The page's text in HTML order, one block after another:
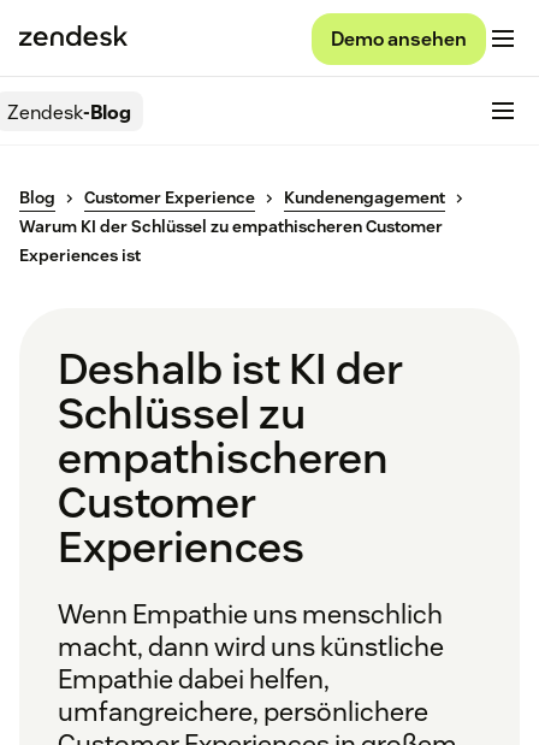
Demo ansehen
Zendesk-Blog
Blog Customer Experience
Kundenengagement
Warum KI der Schlüssel zu empathischeren Customer
Experiences ist
Deshalb ist KI der
Schlüssel zu
empathischeren
Customer
Experiences
Wenn Empathie uns menschlich
macht, dann wird uns künstliche
Empathie dabei helfen,
umfangreichere, persönlichere